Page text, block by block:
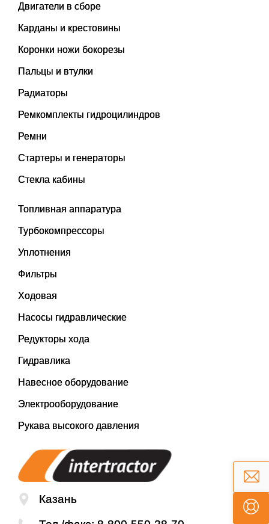
Двигатели в сборе
Карданы и крестовины
Коронки ножи бокорезы
Пальцы и втулки
Радиаторы
Ремкомплекты гидроцилиндров
Ремни
Стартеры и генераторы
Стекла кабины
Топливная аппаратура
Турбокомпрессоры
Уплотнения
Фильтры
Ходовая
Насосы гидравлические
Редукторы хода
Гидравлика
Навесное оборудование
Электрооборудование
Рукава высокого давления
Казань